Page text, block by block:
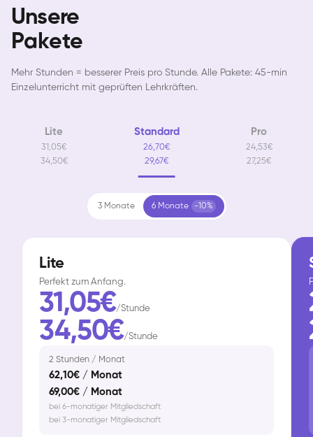
Unsere
Pakete
Mehr Stunden = besserer Preis pro Stunde. Alle Pakete: 45-min
Einzelunterricht mit geprüften Lehrkräften.
Lite
31,05€
34,50€
Standard
26,70€
29,67€
Pro
24,53€
27,25€
3 Monate 6 Monate -10%
Lite
Perfekt zum Anfang.
31,05€/Stunde
34,50€/Stunde
2 Stunden / Monat
62,10€ / Monat
69,00€ / Monat
bei 6-monatiger Mitgliedschaft
bei 3-monatiger Mitgliedschaft